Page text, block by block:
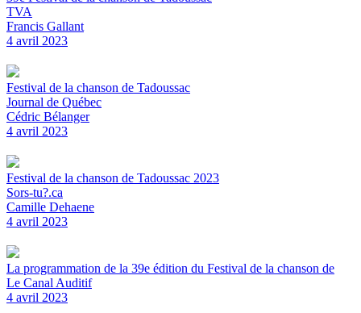
TVA
Francis Gallant
4 avril 2023
Festival de la chanson de Tadoussac
Journal de Québec
Cédric Bélanger
4 avril 2023
Festival de la chanson de Tadoussac 2023
Sors-tu?.ca
Camille Dehaene
4 avril 2023
La programmation de la 39e édition du Festival de la chanson de
Le Canal Auditif
4 avril 2023